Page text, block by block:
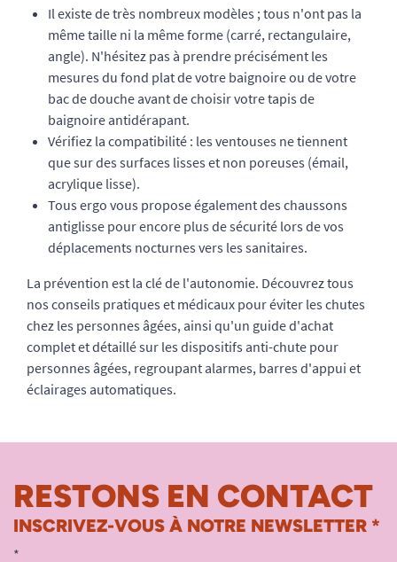
Il existe de très nombreux modèles ; tous n'ont pas la
même taille ni la même forme (carré, rectangulaire,
angle). N'hésitez pas à prendre précisément les
mesures du fond plat de votre baignoire ou de votre
bac de douche avant de choisir votre tapis de
baignoire antidérapant.
Vérifiez la compatibilité : les ventouses ne tiennent
que sur des surfaces lisses et non poreuses (émail,
acrylique lisse).
Tous ergo vous propose également des chaussons
antiglisse pour encore plus de sécurité lors de vos
déplacements nocturnes vers les sanitaires.
La prévention est la clé de l'autonomie. Découvrez tous
nos conseils pratiques et médicaux pouréviter les chutes
chez les personnes âgées, ainsi qu'un guide d'achat
complet et détaillé sur les dispositifs anti-chute pour
personnes âgées, regroupant alarmes, barres d'appui et
éclairages automatiques.
RESTONS EN CONTACT
INSCRIVEZ-VOUS À NOTRE NEWSLETTER *
*